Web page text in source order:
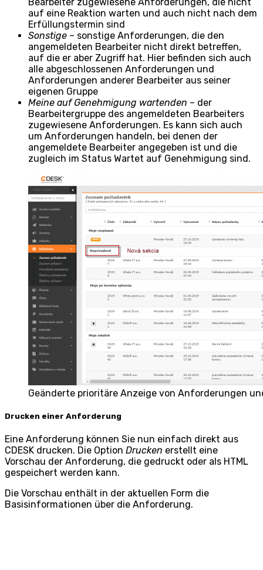
auf eine Reaktion warten und auch nicht nach dem
Erfüllungstermin sind
Sonstige – sonstige Anforderungen, die den
angemeldeten Bearbeiter nicht direkt betreffen,
auf die er aber Zugriff hat. Hier befinden sich auch
alle abgeschlossenen Anforderungen und
Anforderungen anderer Bearbeiter aus seiner
eigenen Gruppe
Meine auf Genehmigung wartenden – der
Bearbeitergruppe des angemeldeten Bearbeiters
zugewiesene Anforderungen. Es kann sich auch
um Anforderungen handeln, bei denen der
angemeldete Bearbeiter angegeben ist und die
zugleich im Status Wartet auf Genehmigung sind.
Geänderte prioritäre Anzeige von Anforderungen
Drucken einer Anforderung
Eine Anforderung können Sie nun einfach direkt aus
CDESK drucken. Die Option Drucken erstellt eine
Vorschau der Anforderung, die gedruckt oder als HTML
gespeichert werden kann.
Die Vorschau enthält in der aktuellen Form die
Basisinformationen über die Anforderung.